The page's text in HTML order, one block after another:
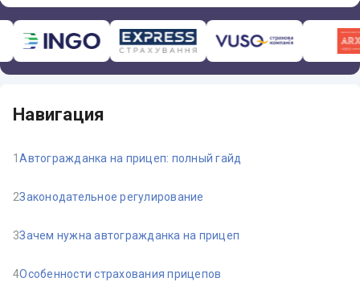
Навигация
1Автогражданка на прицеп: полный гайд
2Законодательное регулирование
3Зачем нужна автогражданка на прицеп
4Особенности страхования прицепов